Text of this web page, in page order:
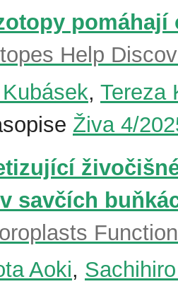
pomáhají
Help
, Tereza
Živa 4/
savčích
Aoki,